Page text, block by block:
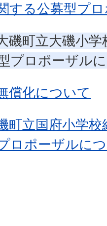
する公募型プ
磯町立大磯小
プロポーザル
償化について
町立国府小学
ロポーザルに